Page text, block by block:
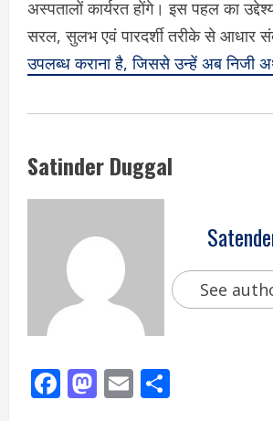
अस्पतालों कार्यरत होंगे। इस पहल का
सरल, सुलभ एवं पारदर्शी तरीके से आधार
उपलब्ध कराना है, जिससे उन्हें अब निजी
Satinder Duggal
See
Facebook
Mastodon
Email